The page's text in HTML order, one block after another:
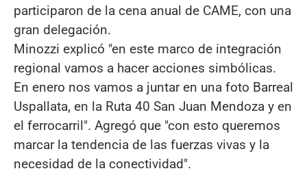
participaron de la cena anual de CAME, con una
gran delegación.
Minozzi explicó "en este marco de integración
regional vamos a hacer acciones simbólicas.
En enero nos vamos a juntar en una foto Barreal
Uspallata, en la Ruta 40 San Juan Mendoza y en
el ferrocarril". Agregó que "con esto queremos
marcar la tendencia de las fuerzas vivas y la
necesidad de la conectividad".